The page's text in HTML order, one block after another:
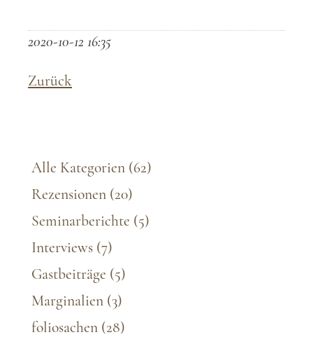
2020-10-12 16:35
Zurück
Alle Kategorien (62)
Rezensionen (20)
Seminarberichte (5)
Interviews (7)
Gastbeiträge (5)
Marginalien (3)
foliosachen (28)